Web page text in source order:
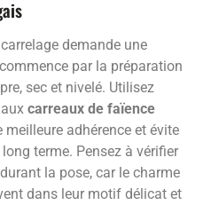
demande une
par la préparation
sec et nivelé. Utilisez
carreaux de faïence
meilleure adhérence et évite
terme. Pensez à vérifier
la pose, car le charme
dans leur motif délicat et